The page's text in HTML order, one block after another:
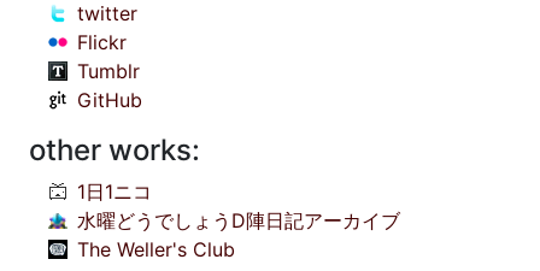
twitter
Flickr
Tumblr
GitHub
other works:
1日1ニコ
水曜どうでしょうD陣日記アーカイブ
The Weller's Club